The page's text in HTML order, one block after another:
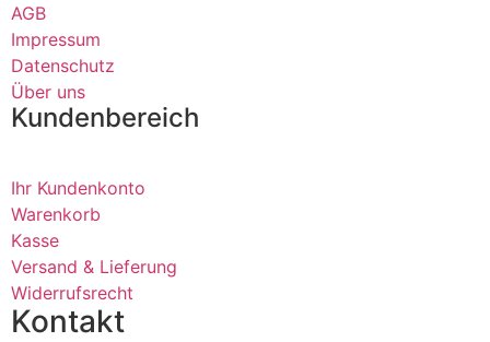
AGB
Impressum
Datenschutz
Über uns
Kundenbereich
Ihr Kundenkonto
Warenkorb
Kasse
Versand & Lieferung
Widerrufsrecht
Kontakt